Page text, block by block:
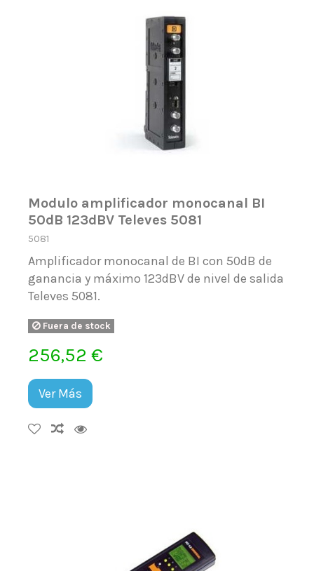
Modulo amplificador monocanal BI
50dB 123dBV Televes 5081
5081
Amplificador monocanal de BI con 50dB de
ganancia y máximo 123dBV de nivel de salida
Televes 5081.
Fuera de stock
256,52 €
Ver Más